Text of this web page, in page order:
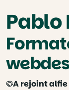
Pablo
A rejoint alfie